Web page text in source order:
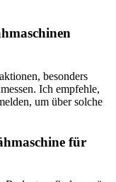
besonders
‌Ich empfehle,
um ⁣über ​solche
für